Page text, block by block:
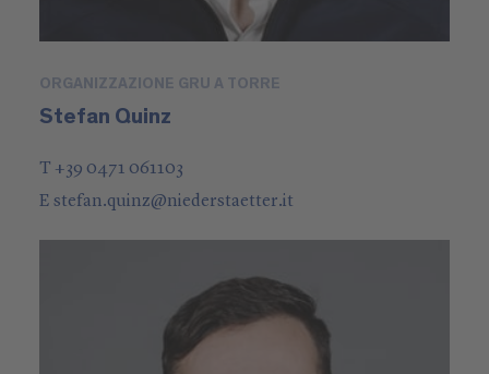
ORGANIZZAZIONE GRU A TORRE
Stefan Quinz
T +39 0471 061103
Estefan.quinz@niederstaetter.it